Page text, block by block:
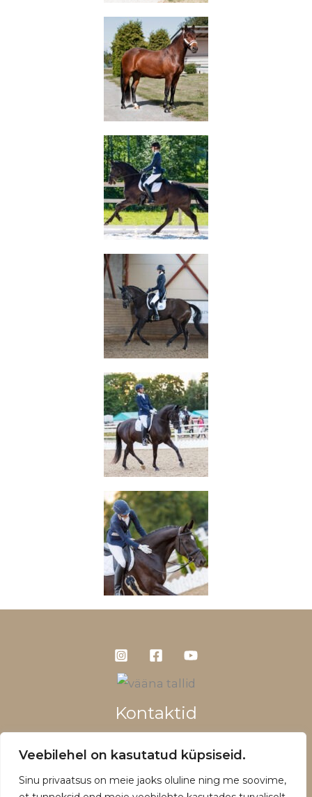
Veebilehel on kasutatud küpsiseid.
Sinu privaatsus on meie jaoks oluline ning me soovime,
Kontaktid
+372 5660 1028
Müügitingimused ja privaatsuspoliitika